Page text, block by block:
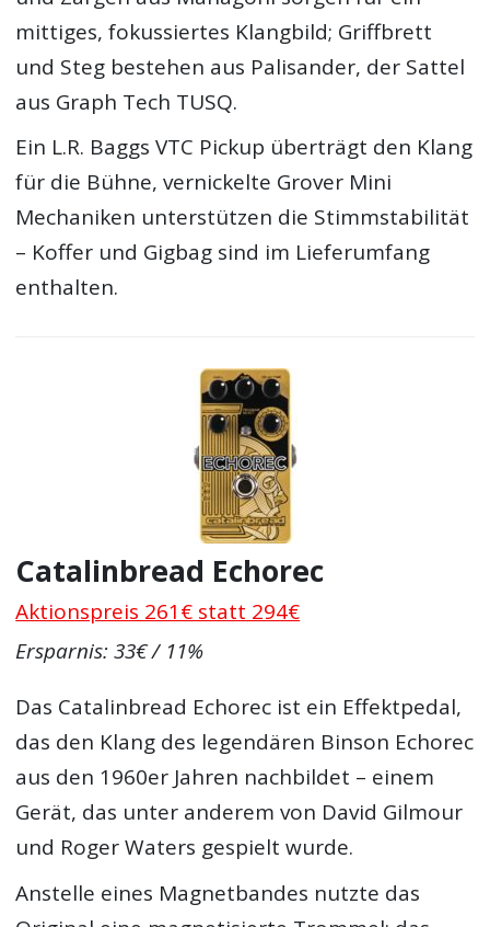
mittiges, fokussiertes Klangbild; Griffbrett
und Steg bestehen aus Palisander, der Sattel
aus Graph Tech TUSQ.
Ein L.R. Baggs VTC Pickup überträgt den Klang
für die Bühne, vernickelte Grover Mini
Mechaniken unterstützen die Stimmstabilität
– Koffer und Gigbag sind im Lieferumfang
enthalten.
Catalinbread Echorec
Aktionspreis 261€ statt 294€
Ersparnis: 33€ / 11%
Das Catalinbread Echorec ist ein Effektpedal,
das den Klang des legendären Binson Echorec
aus den 1960er Jahren nachbildet – einem
Gerät, das unter anderem von David Gilmour
und Roger Waters gespielt wurde.
Anstelle eines Magnetbandes nutzte das